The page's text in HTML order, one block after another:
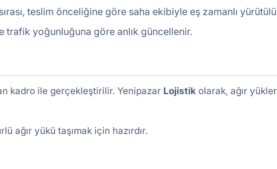
teslim önceliğine göre saha ekibiyle eş zamanlı
trafik yoğunluğuna göre anlık güncellenir.
kadro ile gerçekleştirilir. Yenipazar Lojistikolarak, ağır
ağır yükü taşımak için hazırdır.